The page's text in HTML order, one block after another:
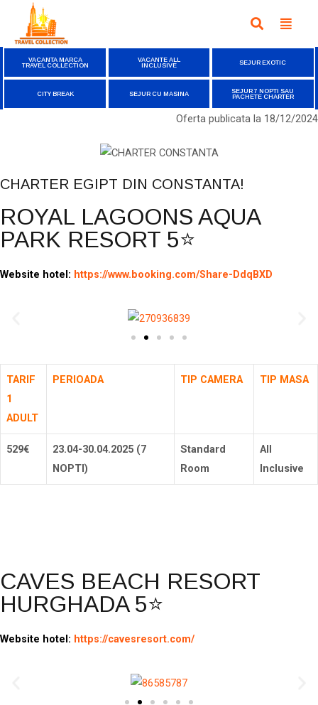
VACANTA MARCA
TRAVEL COLLECTION
VACANTE ALL
INCLUSIVE
SEJUR EXOTIC
CITY BREAK SEJUR CU MASINA
SEJUR 7 NOPTI SAU
PACHETE CHARTER
Oferta publicata la 18/12/2024
CHARTER EGIPT DIN CONSTANTA!
ROYAL LAGOONS AQUA
PARK RESORT 5⭐
Website hotel: https://www.booking.com/Share-DdqBXD
TARIF
1
ADULT
PERIOADA TIP CAMERA TIP MASA
529€
23.04-30.04.2025 (7
NOPTI)
Standard
Room
All
Inclusive
CAVES BEACH RESORT
HURGHADA 5⭐
Website hotel: https://cavesresort.com/